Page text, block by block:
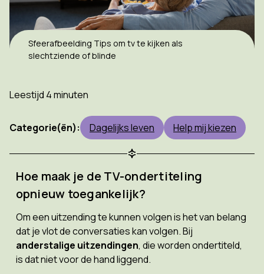
Sfeerafbeelding Tips om tv te kijken als
slechtziende of blinde
Leestijd 4 minuten
Categorie(ën): Dagelijks leven Help mij kiezen
Hoe maak je de TV-ondertiteling
opnieuw toegankelijk?
Om een uitzending te kunnen volgen is het van belang
dat je vlot de conversaties kan volgen. Bij
anderstalige uitzendingen, die worden ondertiteld,
is dat niet voor de hand liggend.